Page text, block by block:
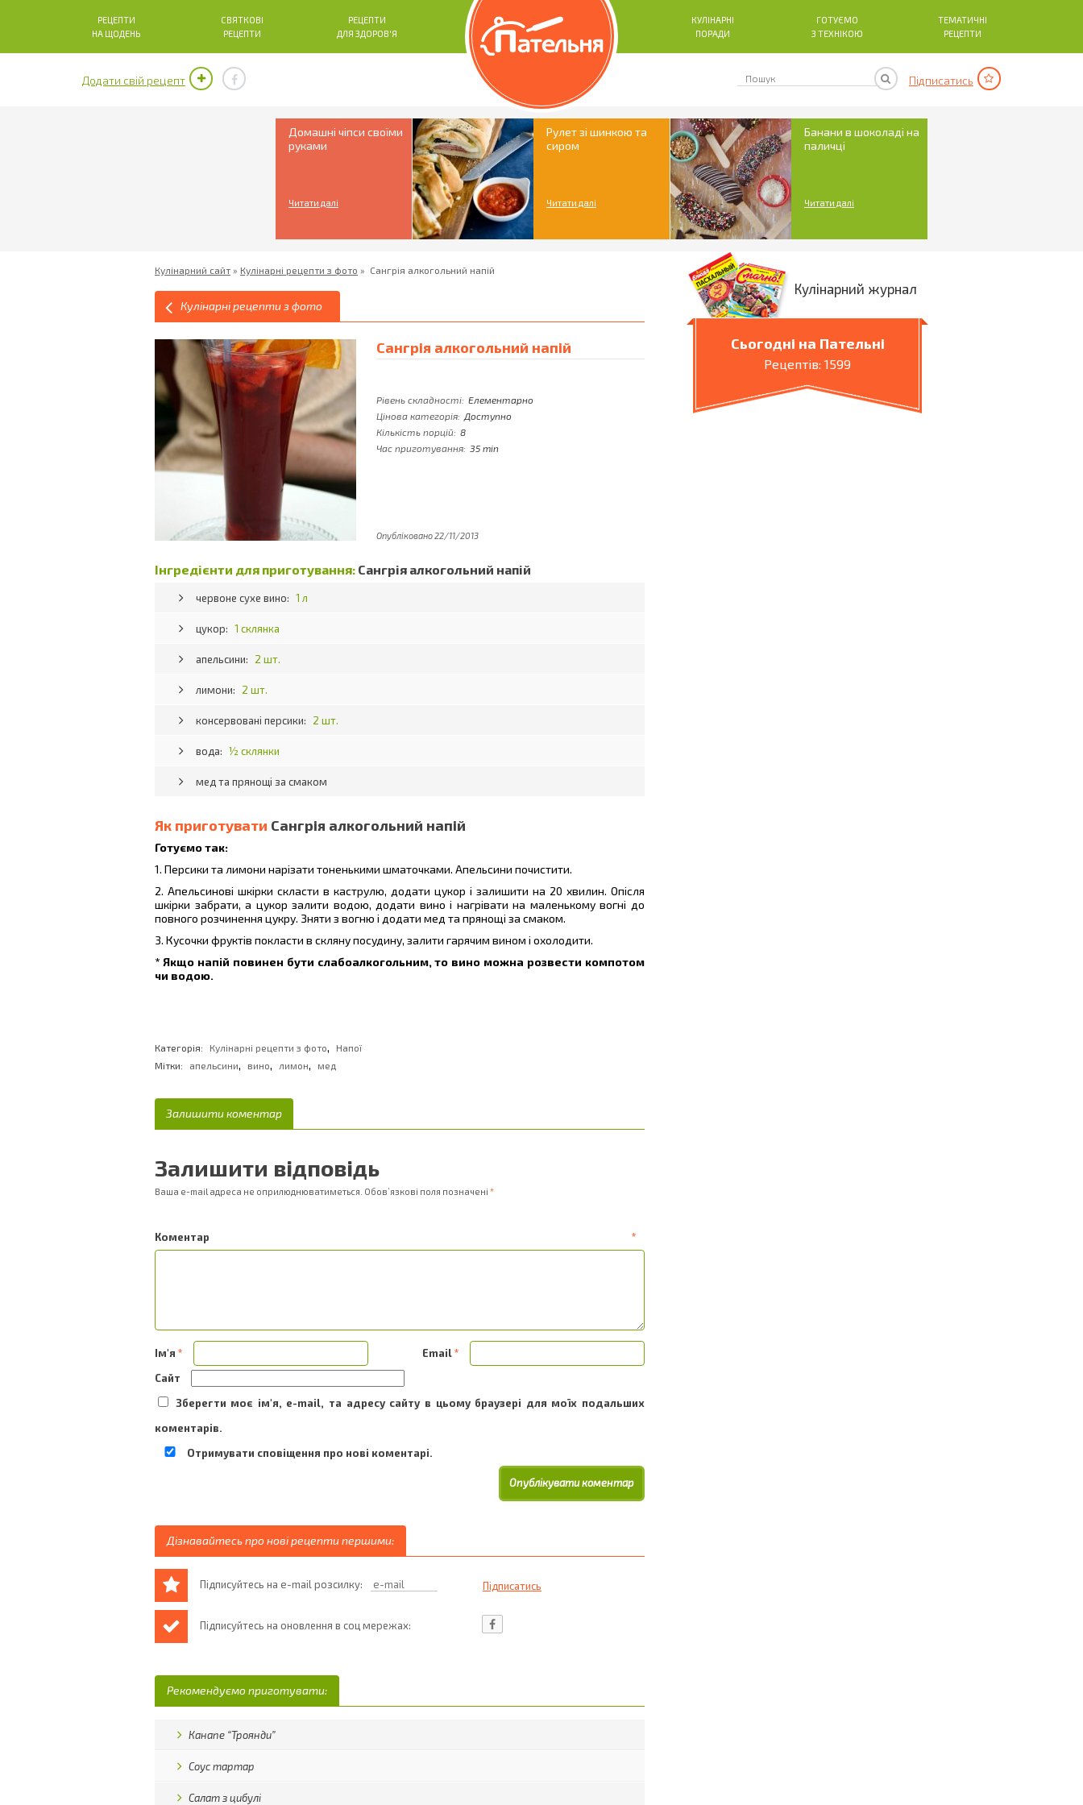
РЕЦЕПТИ
НА ЩОДЕНЬ
СВЯТКОВІ
РЕЦЕПТИ
РЕЦЕПТИ
ДЛЯ ЗДОРОВ'Я
КУЛІНАРНІ
ПОРАДИ
ГОТУЄМО
З ТЕХНІКОЮ
ТЕМАТИЧНІ
РЕЦЕПТИ
Додати свій рецепт Підписатись
Домашні чіпси своїми
руками
Читати далі
Рулет зі шинкою та
сиром
Читати далі
Банани в шоколаді на
паличці
Читати далі
Кулінарний сайт » Кулінарні рецепти з фото » Cангрія алкогольний напій
Кулінарні рецепти з фото
Cангрія алкогольний напій
Рівень складності: Елементарно
Цінова категорія: Доступно
Кількість порцій: 8
Час приготування: 35 min
Опубліковано 22/11/2013
Інгредієнти для приготування: Cангрія алкогольний напій
червоне сухе вино: 1 л
цукор: 1 склянка
апельсини: 2 шт.
лимони: 2 шт.
консервовані персики: 2 шт.
вода: ½ склянки
мед та прянощі за смаком
Як приготувати Cангрія алкогольний напій
Готуємо так:
1. Персики та лимони нарізати тоненькими шматочками. Апельсини почистити.
2. Апельсинові шкірки скласти в каструлю, додати цукор і залишити на 20 хвилин. Опісля
шкірки забрати, а цукор залити водою, додати вино і нагрівати на маленькому вогні до
повного розчинення цукру. Зняти з вогню і додати мед та прянощі за смаком.
3. Кусочки фруктів покласти в скляну посудину, залити гарячим вином і охолодити.
* Якщо напій повинен бути слабоалкогольним, то вино можна розвести компотом
чи водою.
Категорія: Кулінарні рецепти з фото,
Напої
Мітки:
апельсини, вино, лимон, мед
Залишити коментар
Залишити відповідь
Ваша e-mail адреса не оприлюднюватиметься. Обов’язкові поля позначені *
Коментар *
Ім'я * Email*
Сайт
Зберегти моє ім'я, e-mail, та адресу сайту в цьому браузері для моїх подальших
коментарів.
Отримувати сповіщення про нові коментарі.
Дізнавайтесь про нові рецепти першими:
Підписуйтесь на e-mail розсилку:
Підписуйтесь на оновлення в соц мережах:
Рекомендуємо приготувати:
Канапе “Троянди”
Соус тартар
Салат з цибулі
Кулінарний журнал
Сьогодні на Пательні
Рецептів: 1599